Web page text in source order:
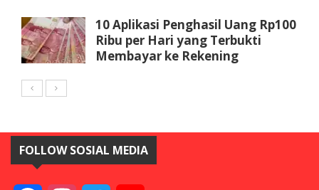
10 Aplikasi Penghasil Uang Rp100
Ribu per Hari yang Terbukti
Membayar ke Rekening
FOLLOW SOSIAL MEDIA